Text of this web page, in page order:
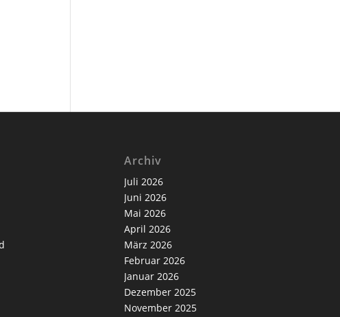
Archiv
Juli 2026
Juni 2026
Mai 2026
April 2026
März 2026
Februar 2026
Januar 2026
Dezember 2025
November 2025